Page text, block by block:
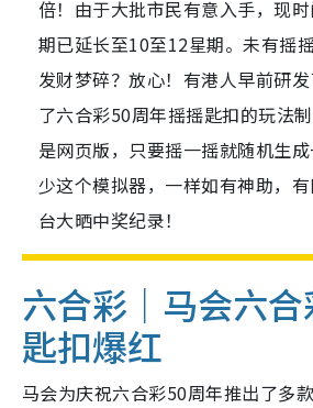
倍！由于大批市民有意入手，现
期已延长至10至12星期。未有摇
发财梦碎？放心！有港人早前研
了六合彩50周年摇摇匙扣的玩法
是网页版，只要摇一摇就随机生
少这个模拟器，一样如有神助，
台大晒中奖纪录！
六合彩｜马会六
匙扣爆红
马会为庆祝六合彩50周年推出了多